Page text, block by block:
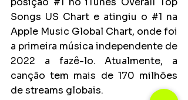
Songs US Chart e atingiu o #1 na
Apple Music Global Chart, onde foi
a primeira música independente de
2022 a fazê-lo. Atualmente, a
canção tem mais de 170 milhões
de streams globais.